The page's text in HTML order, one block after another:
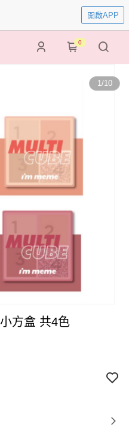
開啟APP
0
1/10
方盒 共4色